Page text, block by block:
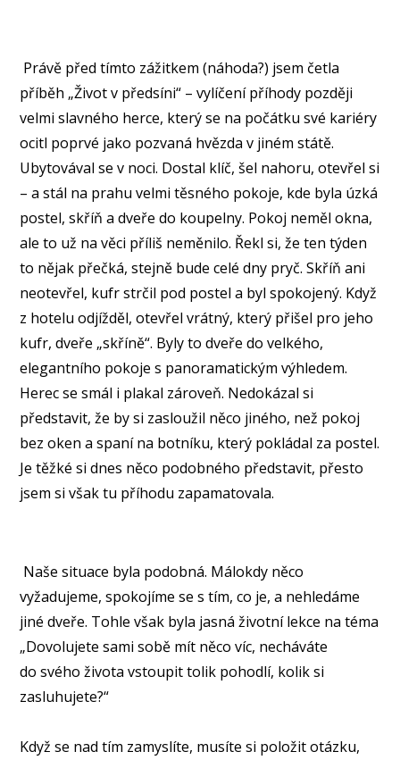
Právě před tímto zážitkem (náhoda?) jsem četla
příběh „Život v předsíni“ – vylíčení příhody později
velmi slavného herce, který se na počátku své kariéry
ocitl poprvé jako pozvaná hvězda v jiném státě.
Ubytovával se v noci. Dostal klíč, šel nahoru, otevřel si
– a stál na prahu velmi těsného pokoje, kde byla úzká
postel, skříň a dveře do koupelny. Pokoj neměl okna,
ale to už na věci příliš neměnilo. Řekl si, že ten týden
to nějak přečká, stejně bude celé dny pryč. Skříň ani
neotevřel, kufr strčil pod postel a byl spokojený. Když
z hotelu odjížděl, otevřel vrátný, který přišel pro jeho
kufr, dveře „skříně“. Byly to dveře do velkého,
elegantního pokoje s panoramatickým výhledem.
Herec se smál i plakal zároveň. Nedokázal si
představit, že by si zasloužil něco jiného, než pokoj
bez oken a spaní na botníku, který pokládal za postel.
Je těžké si dnes něco podobného představit, přesto
jsem si však tu příhodu zapamatovala.
Naše situace byla podobná. Málokdy něco
vyžadujeme, spokojíme se s tím, co je, a nehledáme
jiné dveře. Tohle však byla jasná životní lekce na téma
„Dovolujete sami sobě mít něco víc, necháváte
do svého života vstoupit tolik pohodlí, kolik si
zasluhujete?“
Když se nad tím zamyslíte, musíte si položit otázku,